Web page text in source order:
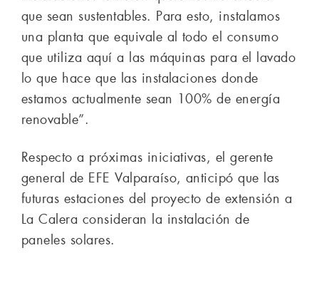
que sean sustentables. Para esto, instalamos
una planta que equivale al todo el consumo
que utiliza aquí a las máquinas para el lavado
lo que hace que las instalaciones donde
estamos actualmente sean 100% de energía
renovable”.
Respecto a próximas iniciativas, el gerente
general de EFE Valparaíso, anticipó que las
futuras estaciones del proyecto de extensión a
La Calera consideran la instalación de
paneles solares.